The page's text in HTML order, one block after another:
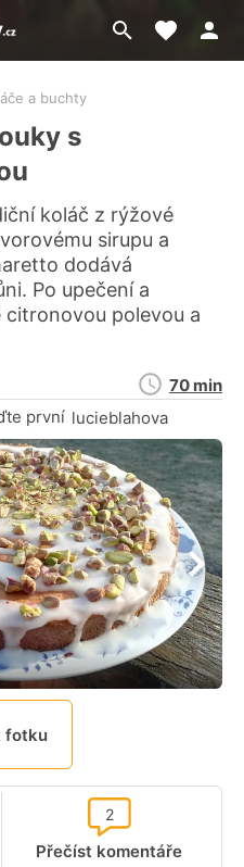
Přejít
na
Moje
a buchty
s
koláč z rýžové
sirupu a
dodává
Po upečení a
polevou a
první lucieblahova
Doba
70 min
fotku
Přečíst komentáře
2